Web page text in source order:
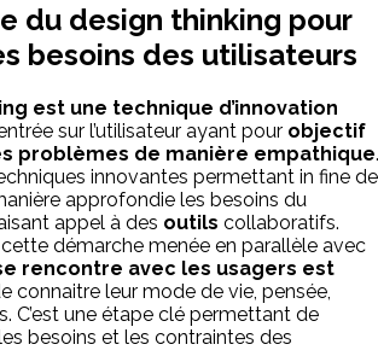
du design thinking pour
besoins des utilisateurs
est une technique d’innovation
sur l’utilisateur ayant pour objectif
problèmes de manière empathique.
innovantes permettant in fine de
approfondie les besoins du
appel à des outils collaboratifs.
démarche menée en parallèle avec
rencontre avec les usagers est
connaitre leur mode de vie, pensée,
C’est une étape clé permettant de
besoins et les contraintes des